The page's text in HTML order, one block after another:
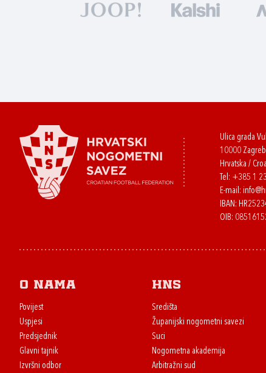
Ulica grada
10000 Zagreb
Hrvatska /
Tel: +385 1
E-mail:
IBAN:
OIB:
O nama
Povijest
Uspjesi
Predsjednik
Glavni tajnik
Izvršni odbor
HNS
Središta
Županijski nogometni savezi
Suci
Nogometna akademija
Arbitražni sud